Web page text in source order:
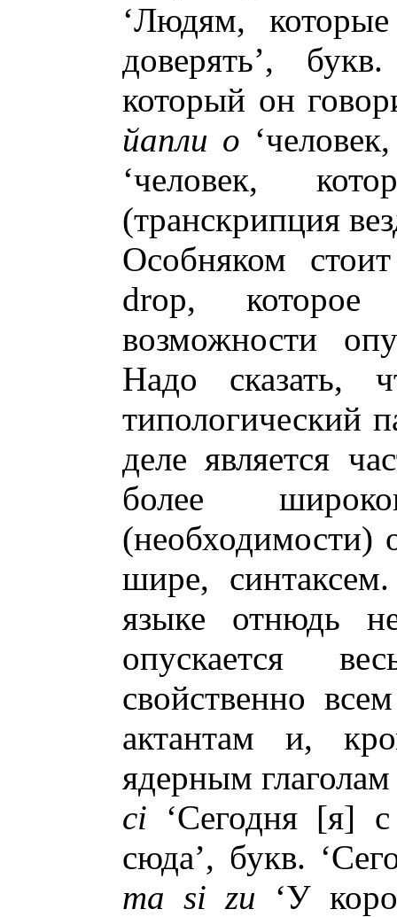
‘Людям,
доверять’,
который он
йапли о
‘человек,
(транскрипция
Особняком
drop,
возможности
Надо сказать,
типологический
деле является
более
(необходимости)
шире,
языке отнюдь
опускается
свойственно
актантам и,
ядерным
ci ‘Сегодня [я]
сюда’, букв.
ma si zu ‘У